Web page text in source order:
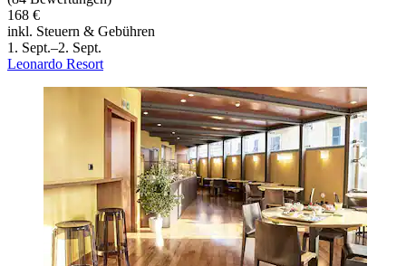
168 €
inkl. Steuern & Gebühren
1. Sept.–2. Sept.
Leonardo Resort